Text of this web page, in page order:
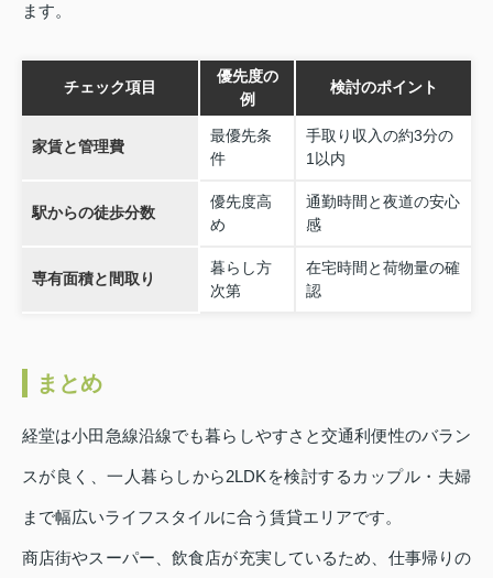
ます。
チェック項目
優先度の
例
検討のポイント
家賃と管理費
最優先条
件
手取り収入の約3分の
1以内
駅からの徒歩分数
優先度高
め
通勤時間と夜道の安心
感
専有面積と間取り
暮らし方
次第
在宅時間と荷物量の確
認
まとめ
経堂は小田急線沿線でも暮らしやすさと交通利便性のバラン
スが良く、一人暮らしから2LDKを検討するカップル・夫婦
まで幅広いライフスタイルに合う賃貸エリアです。
商店街やスーパー、飲食店が充実しているため、仕事帰りの